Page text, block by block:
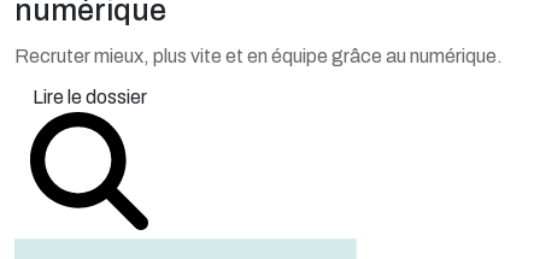
numérique
Recruter mieux, plus vite et en équipe grâce au numérique.
Lire le dossier